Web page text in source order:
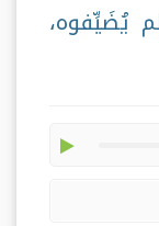
يُضَيِّفوه،